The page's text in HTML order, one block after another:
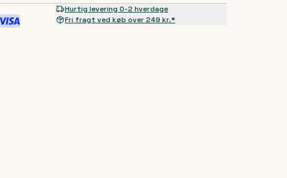
Hurtig levering 0-2 hverdage
Fri fragt ved køb over 249 kr.*